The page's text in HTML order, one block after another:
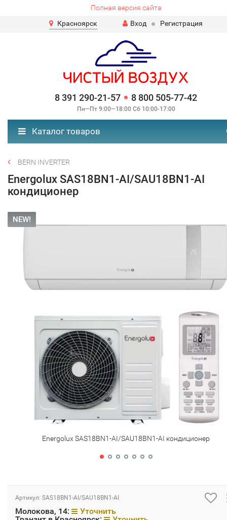
Полная версия сайта
Красноярск
Вход Регистрация
8 391 290-21-57 8 800 505-77-42
Пн—Пт 9:00—18:00 Сб 10:00-17:00
Каталог товаров
BERN INVERTER
Energolux SAS18BN1-AI/SAU18BN1-AI
кондиционер
NEW!
Energolux SAS18BN1-AI/SAU18BN1-AI кондиционер
Артикул: SAS18BN1-AI/SAU18BN1-AI
Молокова, 14:
Уточнить